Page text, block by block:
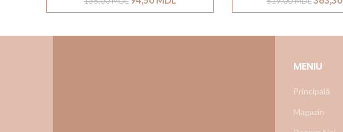
MENIU
Principală
Magazin